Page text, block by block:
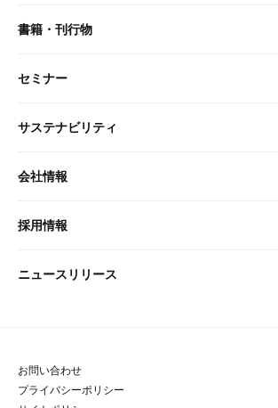
大和総研の強み
先端テクノロジーに基づく新たな価値の創出
最新のレポート・コラム
政策分析
金融経済教育等
研究員・コンサルタント トップ
研究員
書籍・刊行物
書籍・刊行物 トップ
書籍
セミナー
セミナー トップ
現在受付中のセミナー・イベント
サステナビリティ
サステナビリティの取り組み
次世代社会への貢献
会社情報
会社情報 トップ
会社概要・役員一覧
大和総研の歩み
採用情報
採用情報 トップ
経験者採用
ニュースリリース
お問い合わせ
プライバシーポリシー